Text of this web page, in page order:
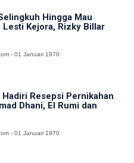
Hingga Mau
Lesti Kejora, Rizky Billar
- 01 Januari 1970
Hadiri Resepsi Pernikahan
Dhani, El Rumi dan
- 01 Januari 1970